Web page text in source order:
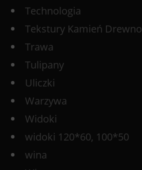
Technologia
Tekstury Kamień Drewno
Trawa
Tulipany
Uliczki
Warzywa
Widoki
widoki 120*60, 100*50
wina